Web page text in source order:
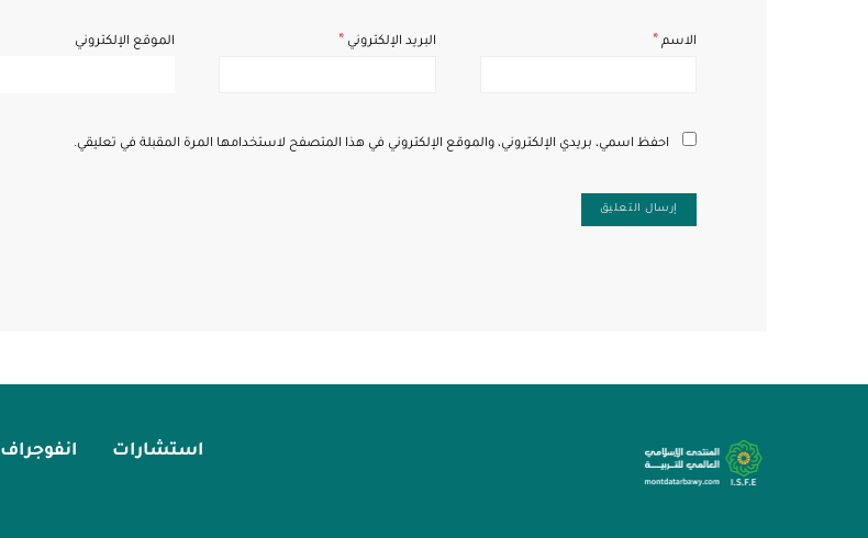
الاسم * البريد الإلكتروني * الموقع الإلكتروني
احفظ اسمي، بريدي الإلكتروني، والموقع الإلكتروني في هذا المتصفح لاستخدامها المرة المقبلة في تعليقي.
استشارات انفوجراف